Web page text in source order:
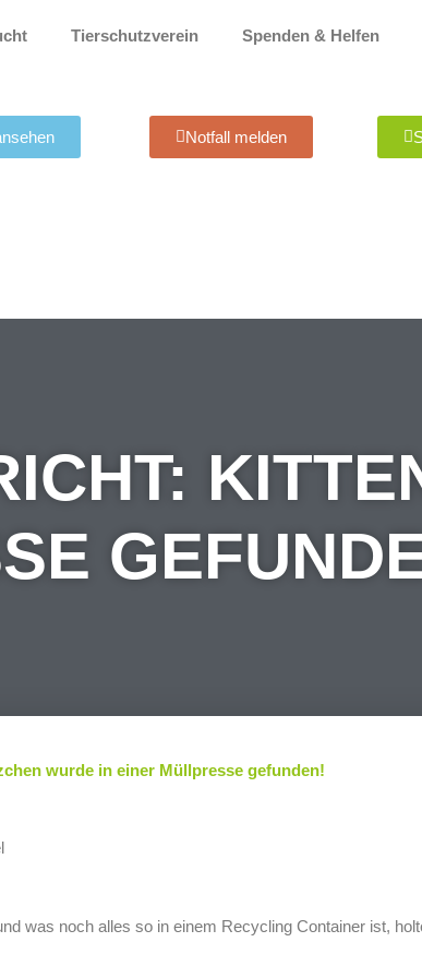
Tierschutzverein Spenden & Helfen
Notfall melden
wurde in einer Müllpresse gefunden!
was noch alles so in einem Recycling Container ist,